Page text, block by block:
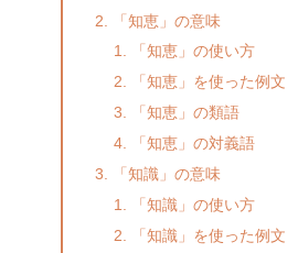
「知恵」の意味
「知恵」の使い方
「知恵」を使った例文
「知恵」の類語
「知恵」の対義語
「知識」の意味
「知識」の使い方
「知識」を使った例文